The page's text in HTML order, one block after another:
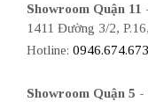
Showroom Quận
1411 Đường 3/2,
Hotline: 0946.674.673
Showroom Quận 5